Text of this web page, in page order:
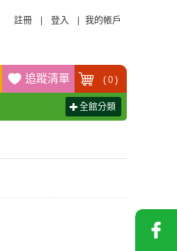
註冊 登入 我的帳戶
追蹤清單 ( 0 )
全館分類